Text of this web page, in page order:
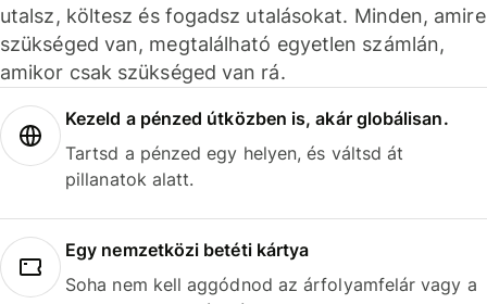
utalsz, költesz és fogadsz utalásokat. Minden, amire
szükséged van, megtalálható egyetlen számlán,
amikor csak szükséged van rá.
Kezeld a pénzed útközben is, akár globálisan.
Tartsd a pénzed egy helyen, és váltsd át
pillanatok alatt.
Egy nemzetközi betéti kártya
Soha nem kell aggódnod az árfolyamfelár vagy a